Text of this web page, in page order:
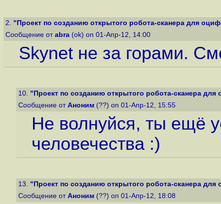
2. "Проект по созданию открытого робота-сканера для
Сообщение от abra (ok) on 01-Апр-12, 14:00
Skynet не за горами.
10. "Проект по созданию открытого робота-сканера
Сообщение от Аноним (??) on 01-Апр-12, 15:55
Не волнуйся, ты ещё
человечества :)
13. "Проект по созданию открытого робота-сканера
Сообщение от Аноним (??) on 01-Апр-12, 18:08